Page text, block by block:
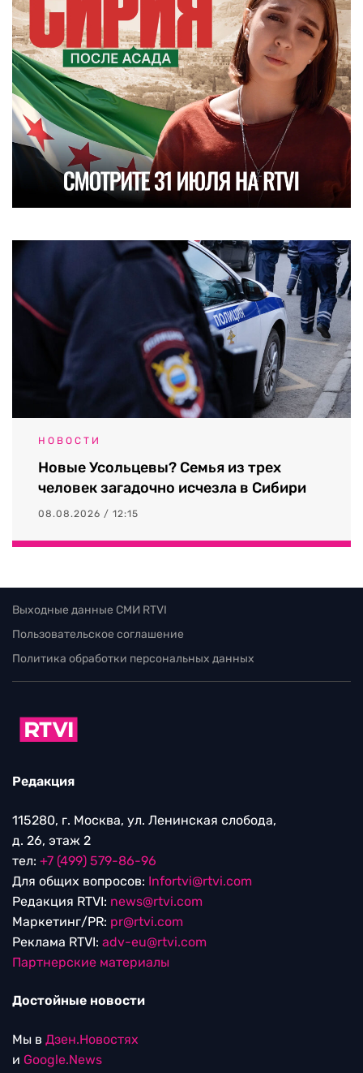
НОВОСТИ
Новые Усольцевы? Семья из трех
человек загадочно исчезла в Сибири
08.08.2026 / 12:15
Выходные данные СМИ RTVI
Пользовательское соглашение
Политика обработки персональных данных
Редакция
115280, г. Москва, ул. Ленинская слобода,
д. 26, этаж 2
тел: +7 (499) 579-86-96
Для общих вопросов: Infortvi@rtvi.com
Редакция RTVI: news@rtvi.com
Маркетинг/PR: pr@rtvi.com
Реклама RTVI: adv-eu@rtvi.com
Партнерские материалы
Достойные новости
Мы в Дзен.Новостях
и Google.News